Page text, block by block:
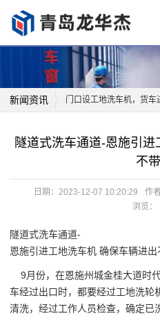
新闻资讯
想运工地垃圾得先过工程
隧道式洗车通道-恩施引
不
日期：2023-12-07 10:20:29 作
浏览：
隧道式洗车通道-
恩施引进工地洗车机 确保车辆进出
9月份，在恩施州城金桂大道时
车经过出口时，都要经过工地洗轮
清洗，经过工作人员检查，确定已